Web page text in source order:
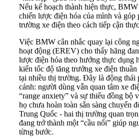
Nếu kế hoạch thành hiện thực,
chiến lược điện hóa của mình và góp
trường xe điện theo cách tiếp cận
Việc BMW cân nhắc quay lại công
hoạt động (EREV) cho thấy hãng
lược điện hóa theo hướng thực dụng
kiến tốc độ tăng trưởng xe điện
tại nhiều thị trường. Đây là động thái
cảnh: người dùng vẫn quan tâm xe
“range anxiety” và sự thiếu đồng bộ
họ chưa hoàn toàn sẵn sàng chuyển
Trung Quốc - hai thị trường quan
đang trở thành một “cầu nối” giúp
từng bước.